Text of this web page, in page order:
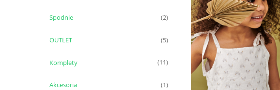
Spodnie (2)
OUTLET (5)
Komplety (11)
Akcesoria (1)